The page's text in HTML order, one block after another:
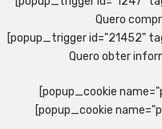
Quero
[popup_trigger id="21452"
Quero obter
[popup_cookie
[popup_cookie